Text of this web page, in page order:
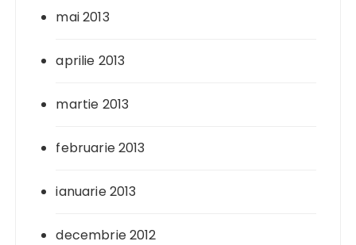
mai 2013
aprilie 2013
martie 2013
februarie 2013
ianuarie 2013
decembrie 2012